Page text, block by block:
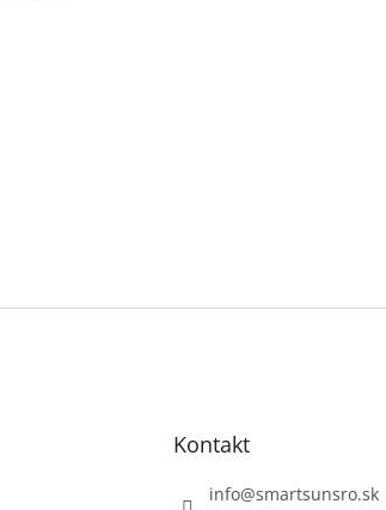
Kontakt
info@smartsunsro.sk